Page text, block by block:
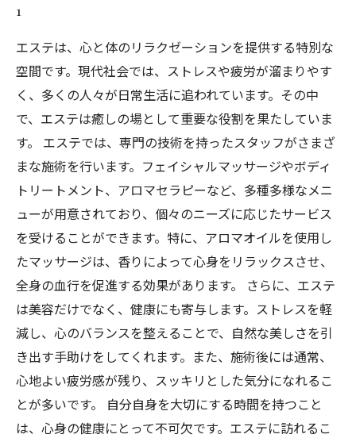
1
エステは、心と体のリラクゼーションを提供する特別な
空間です。現代社会では、ストレスや疲労が溜まりやす
く、多くの人々が日常生活に追われています。その中
で、エステは癒しの場として重要な役割を果たしていま
す。 エステでは、専門の技術を持ったスタッフがさまざ
まな施術を行います。フェイシャルマッサージやボディ
トリートメント、アロマセラピーなど、多種多様なメニ
ューが用意されており、個々のニーズに応じたサービス
を受けることができます。特に、アロマオイルを使用し
たマッサージは、香りによって心身をリラックスさせ、
全身の血行を促進する効果があります。 さらに、エステ
は美容だけでなく、健康にも寄与します。ストレスを軽
減し、心のバランスを整えることで、自然な美しさを引
き出す手助けをしてくれます。また、施術後には通常、
心地よい疲労感が残り、スッキリとした気分になれるこ
とが多いです。 自分自身を大切にする時間を持つこと
は、心身の健康にとって不可欠です。エステに訪れるこ